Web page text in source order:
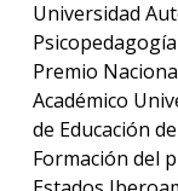
Universidad
Premio
Académico
de Educación
Formación del